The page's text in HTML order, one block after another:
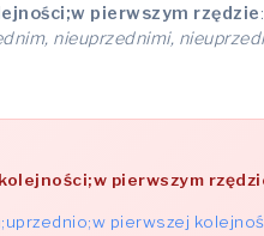
pierwszym rzędzie:
nieuprzednimi,
pierwszym
pierwszej